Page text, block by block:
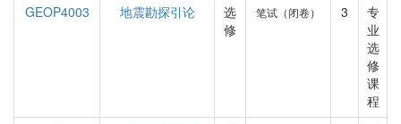
GEOP4003
地震勘探引论
选
修
笔试（闭卷） 3
专
业
选
修
课
程